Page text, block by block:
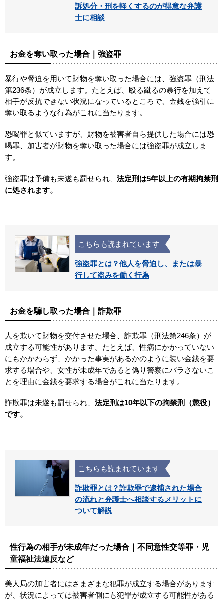
訴処分・刑を軽くするのが得意な弁護
士に相談
お金を奪い取った場合｜強盗罪
暴行や脅迫を用いて財物を奪い取った場合には、強盗罪（刑法
第236条）が成立します。たとえば、殴る蹴るの暴行を加えて
相手が反抗できない状況になっているところで、金銭を強引に
奪い取るような行為がこれに当たります。
恐喝罪と似ていますが、財物を被害者自ら提供した場合には恐
喝罪、加害者が財物を奪い取った場合には強盗罪が成立しま
す。
強盗罪は予備も未遂も罰せられ、 法定刑は5年以上の有期拘禁刑
に処されます。
こちらも読まれています
強盗罪とは？他人を脅迫し、または暴
行して盗みを働く行為
お金を騙し取った場合｜詐欺罪
人を欺いて財物を交付させた場合、詐欺罪（刑法第246条）が
成立する可能性があります。たとえば、性病にかかっていない
にもかかわらず、かかった事実があるかのように装い金銭を要
求する場合や、女性が未成年であると偽り警察にバラさないこ
とを理由に金銭を要求する場合がこれに当たります。
詐欺罪は未遂も罰せられ、 法定刑は10年以下の拘禁刑（懲役）
です。
こちらも読まれています
詐欺罪とは？詐欺罪で逮捕された場合
の流れと弁護士へ相談するメリットに
ついて解説
性行為の相手が未成年だった場合｜不同意性交等罪・児
童福祉法違反など
美人局の加害者にはさまざまな犯罪が成立する場合があります
が、状況によっては被害者側にも犯罪が成立する可能性がある